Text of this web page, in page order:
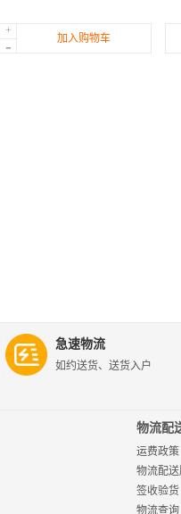
+
- 加入购物车
急速物流
如约送货、送货入户
物流配
运费政策
物流配
签收验货
物流查询